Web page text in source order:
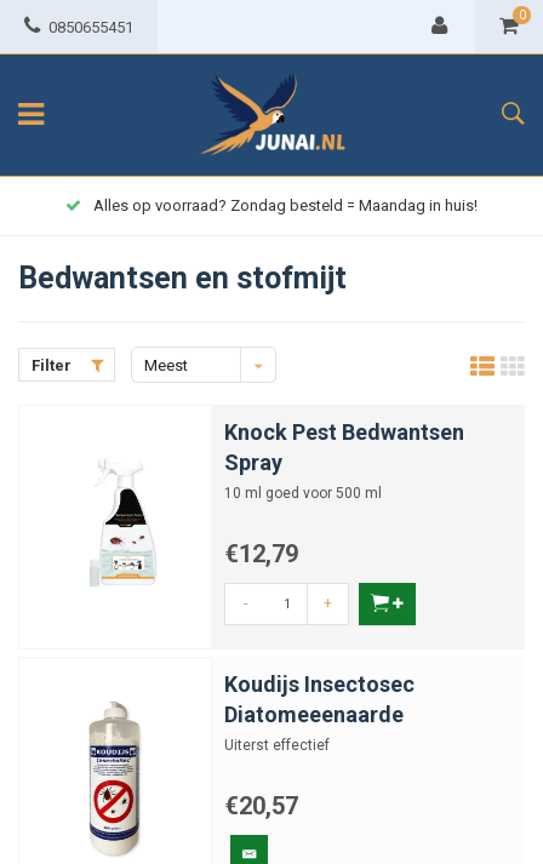
0850655451
0
Alles op voorraad? Zondag besteld = Maandag in huis!
Bedwantsen en stofmijt
Filter
Meest
Knock Pest Bedwantsen
Spray
10 ml goed voor 500 ml
€12,79
- +
Koudijs Insectosec
Diatomeeenaarde
Uiterst effectief
€20,57